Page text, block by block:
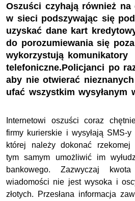
Oszuści czyhają również na
w sieci podszywając się
uzyskać dane kart
do porozumiewania się
wykorzystują komunikatory
telefoniczne.Policjanci po
aby nie otwierać
ufać wszystkim wysyłanym
Internetowi oszuści coraz
firmy kurierskie i wysyłają SMS-
której należy dokonać rzekomej
tym samym umożliwić im
bankowego. Zazwyczaj
wiadomości nie jest wysoka i
złotych. Przesłana informacja